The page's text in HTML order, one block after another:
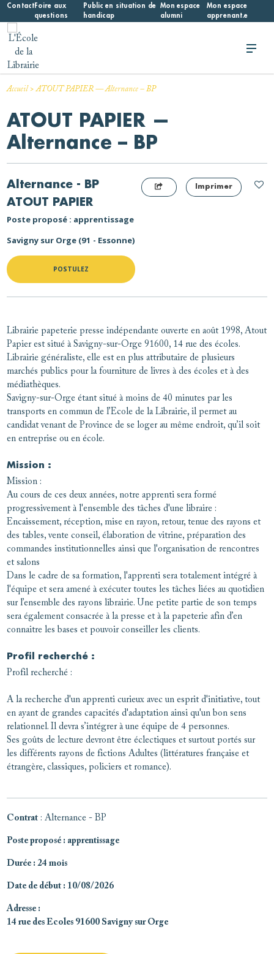
Skip
content
ContactFoire aux
questions
Public en situation de
handicap
Mon espace
alumni
Mon espace
apprenant.e
Accueil>ATOUT PAPIER — Alternance – BP
ATOUT PAPIER —
Alternance – BP
Alternance - BP
ATOUT PAPIER
Poste proposé : apprentissage
Savigny sur Orge (91 - Essonne)
POSTULEZ
Imprimer
Librairie papeterie presse indépendante ouverte en août 1998, Atout
Papier est situé à Savigny-sur-Orge 91600, 14 rue des écoles.
Librairie généraliste, elle est en plus attributaire de plusieurs
marchés publics pour la fourniture de livres à des écoles et à des
médiathèques.
Savigny-sur-Orge étant situé à moins de 40 minutes par les
transports en commun de l’Ecole de la Librairie, il permet au
candidat venant de Province de se loger au même endroit, qu’il soit
en entreprise ou en école.
Mission :
Mission :
Au cours de ces deux années, notre apprenti sera formé
progressivement à l'ensemble des tâches d'une libraire :
Encaissement, réception, mise en rayon, retour, tenue des rayons et
des tables, vente conseil, élaboration de vitrine, préparation des
commandes institutionnelles ainsi que l'organisation de rencontres
et salons
Dans le cadre de sa formation, l'apprenti sera totalement intégré à
l'équipe et sera amené à exécuter toutes les tâches liées au quotidien
sur l’ensemble des rayons librairie. Une petite partie de son temps
sera également consacrée à la presse et à la papeterie afin d’en
connaitre les bases et pouvoir conseiller les clients.
Profil recherché :
Profil recherché :
A la recherche d'un apprenti curieux avec un esprit d'initiative, tout
en ayant de grandes capacités d'adaptation ainsi qu'un bon sens
relationnel. Il devra s’intégrer à une équipe de 4 personnes.
Ses goûts de lecture devront être éclectiques et surtout portés sur
les différents rayons de fictions Adultes (littératures française et
étrangère, classiques, policiers et romance).
Contrat : Alternance - BP
Poste proposé : apprentissage
Durée : 24 mois
Date de début : 10/08/2026
Adresse :
14 rue des Ecoles 91600 Savigny sur Orge